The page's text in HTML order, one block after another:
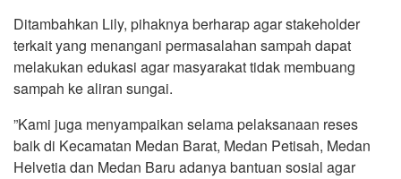
Ditambahkan Lily, pihaknya berharap agar stakeholder
terkait yang menangani permasalahan sampah dapat
melakukan edukasi agar masyarakat tidak membuang
sampah ke aliran sungai.
”Kami juga menyampaikan selama pelaksanaan reses
baik di Kecamatan Medan Barat, Medan Petisah, Medan
Helvetia dan Medan Baru adanya bantuan sosial agar